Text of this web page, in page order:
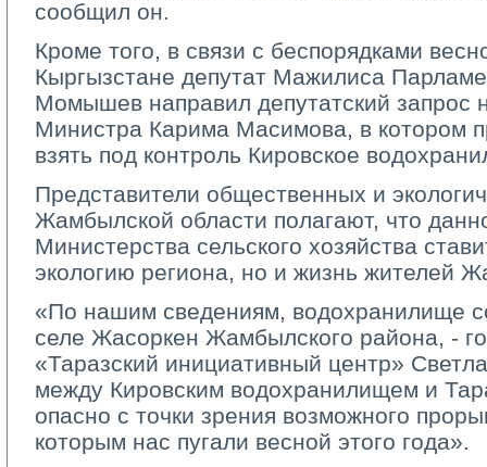
сообщил он.
Кроме того, в связи с беспорядками
Кыргызстане депутат Мажилиса
Момышев направил депутатский запрос
Министра Карима Масимова, в котором
взять под контроль Кировское
Представители общественных и
Жамбылской области полагают, что
Министерства сельского хозяйства
экологию региона, но и жизнь жителей
«По нашим сведениям, водохранилище
селе Жасоркен Жамбылского района, -
«Таразский инициативный центр»
между Кировским водохранилищем и
опасно с точки зрения возможного
которым нас пугали весной этого года».